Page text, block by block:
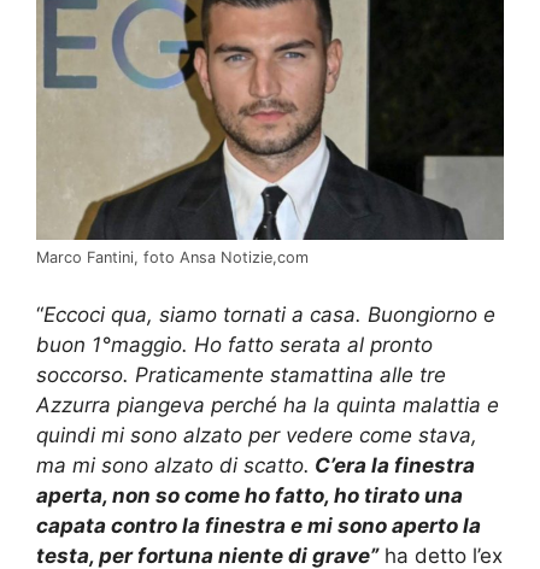
Marco Fantini, foto Ansa Notizie,com
“Eccoci qua, siamo tornati a casa. Buongiorno e
buon 1°maggio. Ho fatto serata al pronto
soccorso. Praticamente stamattina alle tre
Azzurra piangeva perché ha la quinta malattia e
quindi mi sono alzato per vedere come stava,
ma mi sono alzato di scatto. C’era la finestra
aperta, non so come ho fatto, ho tirato una
capata contro la finestra e mi sono aperto la
testa, per fortuna niente di grave”ha detto l’ex